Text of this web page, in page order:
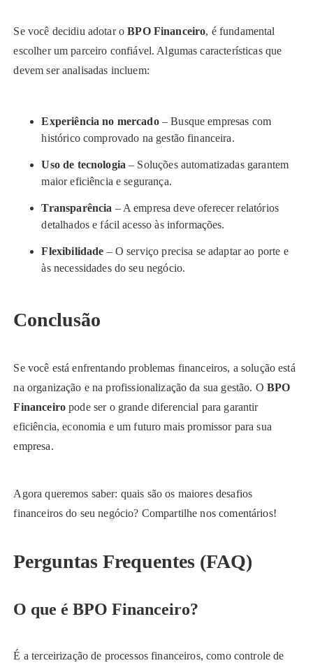
Se você decidiu adotar oBPO Financeiro, é fundamental
escolher um parceiro confiável. Algumas características que
devem ser analisadas incluem:
Experiência no mercado– Busque empresas com
histórico comprovado na gestão financeira.
Uso de tecnologia – Soluções automatizadas garantem
maior eficiência e segurança.
Transparência – A empresa deve oferecer relatórios
detalhados e fácil acesso às informações.
Flexibilidade – O serviço precisa se adaptar ao porte e
às necessidades do seu negócio.
Conclusão
Se você está enfrentando problemas financeiros, a solução está
na organização e na profissionalização da sua gestão. O BPO
Financeiro pode ser o grande diferencial para garantir
eficiência, economia e um futuro mais promissor para sua
empresa.
Agora queremos saber: quais são os maiores desafios
financeiros do seu negócio? Compartilhe nos comentários!
Perguntas Frequentes (FAQ)
O que é BPO Financeiro?
É a terceirização de processos financeiros, como controle de